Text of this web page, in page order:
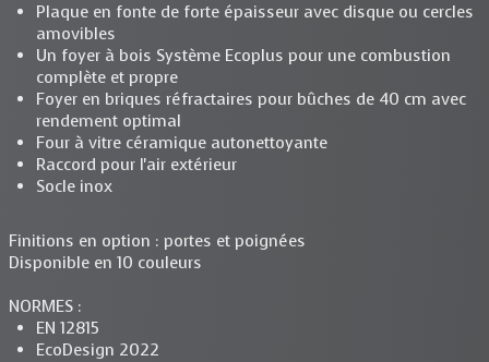
Plaque en fonte de forte épaisseur avec disque ou cercles
amovibles
Un foyer à bois Système Ecoplus pour une combustion
complète et propre
Foyer en briques réfractaires pour bûches de 40 cm avec
rendement optimal
Four à vitre céramique autonettoyante
Raccord pour l'air extérieur
Socle inox
Finitions en option : portes et poignées
Disponible en 10 couleurs
NORMES :
EN 12815
EcoDesign 2022